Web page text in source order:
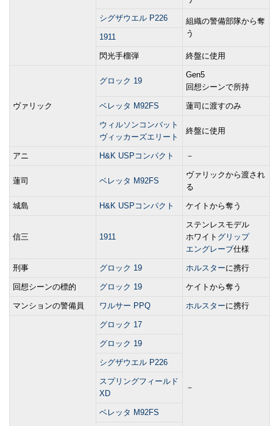
シグザウエル P226
組織の警備部隊から奪
う
1911
閃光手榴弾 終盤に使用
ヴァリック
グロック 19
Gen5
回想シーンで所持
ベレッタ M92FS 蓮司に渡すのみ
ウィルソンコンバット
ヴィッカーズエリート
終盤に使用
アニ H&K USPコンパクト －
蓮司 ベレッタ M92FS
ヴァリックから渡され
る
城島 H&K USPコンパクト ケイトから奪う
信三 1911
ステンレスモデル
ホワイト グリップ
エングレーブ仕様
刑事 グロック 19 ホルスターに携行
回想シーンの標的 グロック 19 ケイトから奪う
マンションの警備員 ワルサー PPQ ホルスターに携行
グロック 17
－
グロック 19
シグザウエル P226
スプリングフィールド
XD
ベレッタ M92FS